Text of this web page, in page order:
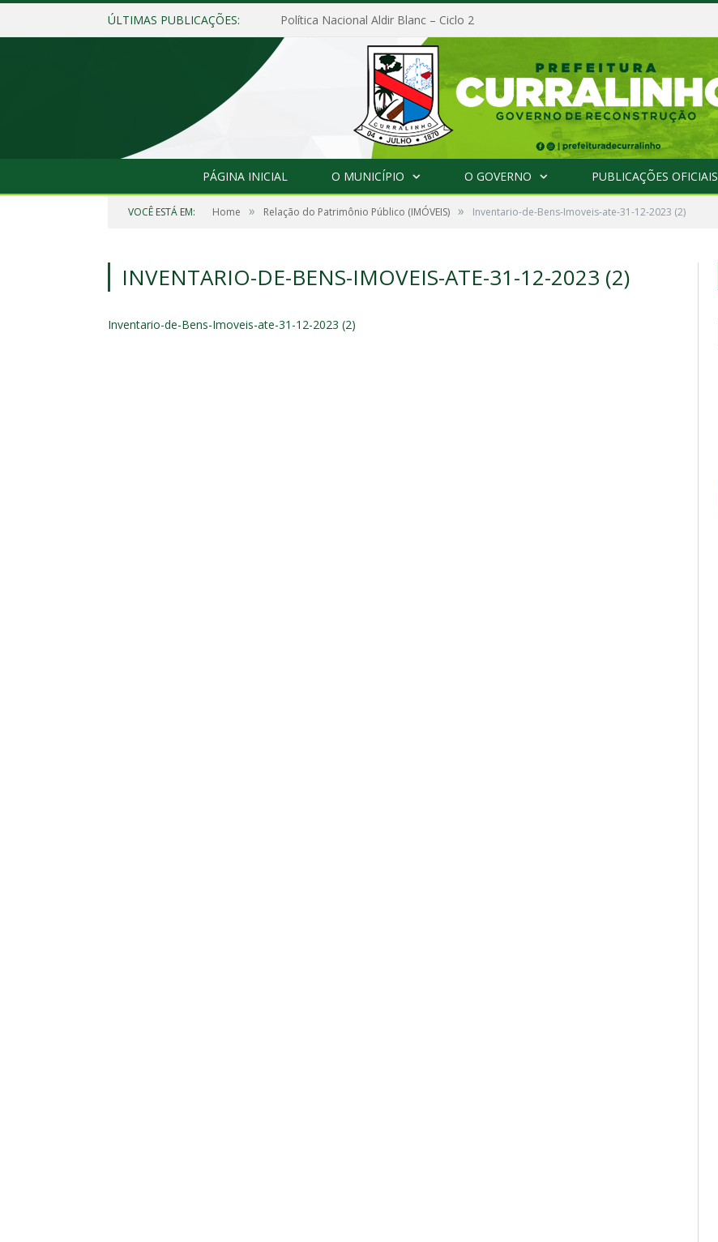
ÚLTIMAS PUBLICAÇÕES: Política Nacional Aldir Blanc – Ciclo 2
PÁGINA INICIAL O MUNICÍPIO O GOVERNO PUBLICAÇÕES OFICIAIS
VOCÊ ESTÁ EM: Home » Relação do Patrimônio Público (IMÓVEIS) » Inventario-de-Bens-Imoveis-ate-31-12-2023 (2)
INVENTARIO-DE-BENS-IMOVEIS-ATE-31-12-2023 (2)
Inventario-de-Bens-Imoveis-ate-31-12-2023 (2)